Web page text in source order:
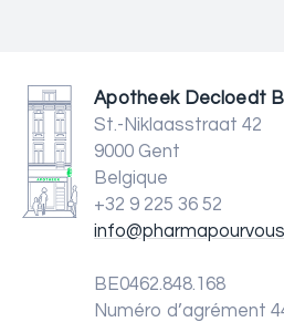
Apotheek Decloedt
St.-Niklaasstraat 42
9000 Gent
Belgique
+32 9 225 36 52
BE0462.848.168
Numéro d’agrément